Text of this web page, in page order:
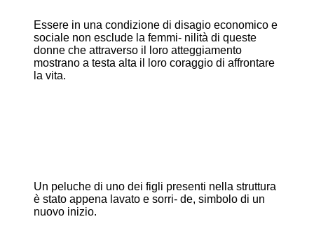
Essere in una condizione di disagio economico e
sociale non esclude la femmi- nilità di queste
donne che attraverso il loro atteggiamento
mostrano a testa alta il loro coraggio di affrontare
la vita.
Un peluche di uno dei figli presenti nella struttura
è stato appena lavato e sorri- de, simbolo di un
nuovo inizio.